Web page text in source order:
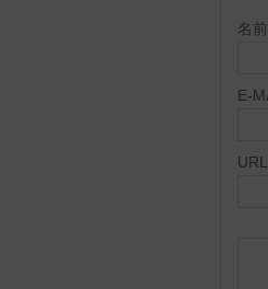
名
E-
URL